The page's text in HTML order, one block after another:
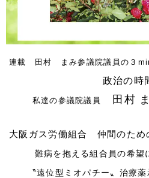
連載 田村 まみ参議院議員の３
政治の時間
私達の参議院議員 田村
大阪ガス労働組合 仲間のため
難病を抱える組合員の希望
〝遠位型ミオパチー〟治療薬